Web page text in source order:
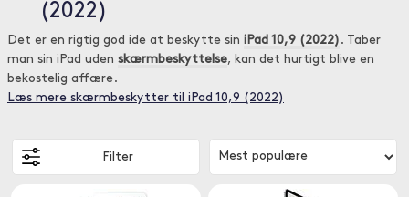
(2022)
Det er en rigtig god ide at beskytte sin iPad 10,9 (2022) . Taber
man sin iPad uden skærmbeskyttelse, kan det hurtigt blive en
bekostelig affære.
Læs mere skærmbeskytter til iPad 10,9 (2022)
Filter